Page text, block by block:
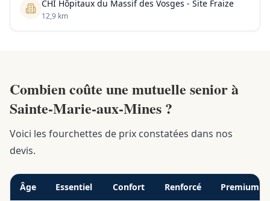
CHI Hôpitaux du Massif des Vosges - Site Fraize
12,9 km
Combien coûte une mutuelle senior à
Sainte-Marie-aux-Mines ?
Voici les fourchettes de prix constatées dans nos
devis.
Âge Essentiel Confort Renforcé Premium